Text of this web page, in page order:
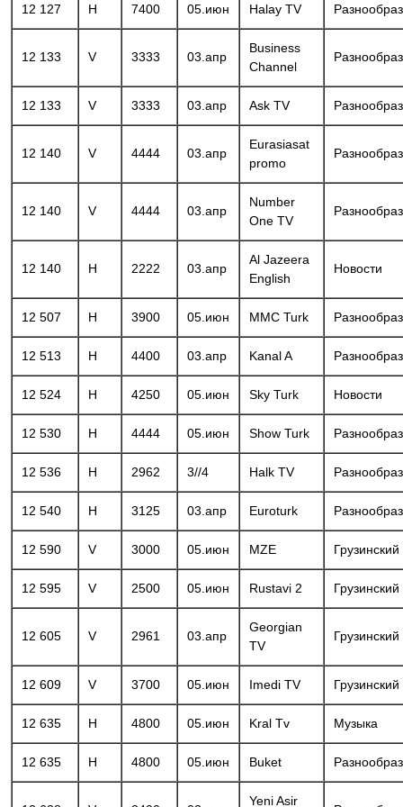
12 127 H 7400 05.июн Halay TV
12 133 V 3333 03.апр
Business
Channel
12 133 V 3333 03.апр Ask TV
12 140 V 4444 03.апр
Eurasiasat
promo
12 140 V 4444 03.апр
Number
One TV
12 140 H 2222 03.апр
Al Jazeera
English
Новости
12 507 H 3900 05.июн MMC Turk
12 513 H 4400 03.апр Kanal A
12 524 H 4250 05.июн Sky Turk Новости
12 530 H 4444 05.июн Show Turk
12 536 H 2962 3//4 Halk TV
12 540 H 3125 03.апр Euroturk
12 590 V 3000 05.июн MZE
12 595 V 2500 05.июн Rustavi 2
12 605 V 2961 03.апр
Georgian
TV
12 609 V 3700 05.июн Imedi TV
12 635 H 4800 05.июн Kral Tv Музыка
12 635 H 4800 05.июн Buket
Yeni Asir